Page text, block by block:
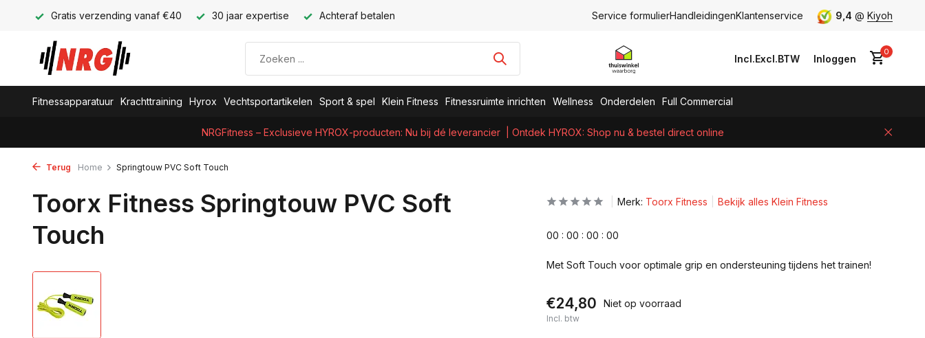
Gratis verzending vanaf €40 30 jaar expertise Achteraf betalen Service formulierHandleidingenKlantenservice 9,4 @ Kiyoh
Incl.Excl.BTW Inloggen
0
Fitnessapparatuur Krachttraining Hyrox Vechtsportartikelen Sport & spel Klein Fitness Fitnessruimte inrichten Wellness Onderdelen Full Commercial
NRGFitness – Exclusieve HYROX-producten: Nu bij dé leverancier | Ontdek HYROX: Shop nu & bestel direct online
Terug Home Springtouw PVC Soft Touch
Toorx Fitness Springtouw PVC Soft
Touch
Merk: Toorx Fitness Bekijk alles Klein Fitness
00 : 00 : 00 : 00
Met Soft Touch voor optimale grip en ondersteuning tijdens het trainen!
€24,80 Niet op voorraad
Incl. btw